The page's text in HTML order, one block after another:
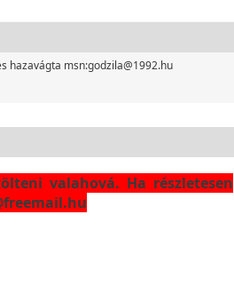
hazavágta msn:godzila@1992.hu
valahová. Ha részletesen